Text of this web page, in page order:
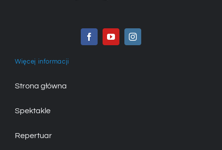
Więcej informacji
Strona główna
Spektakle
Repertuar